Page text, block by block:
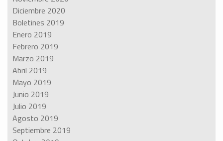
Diciembre 2020
Boletines 2019
Enero 2019
Febrero 2019
Marzo 2019
Abril 2019
Mayo 2019
Junio 2019
Julio 2019
Agosto 2019
Septiembre 2019